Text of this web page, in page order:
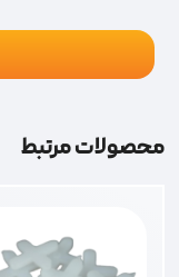
محصولات مرتبط